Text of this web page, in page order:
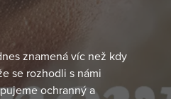
znamená víc než kdy
se rozhodli s námi
ochranný a